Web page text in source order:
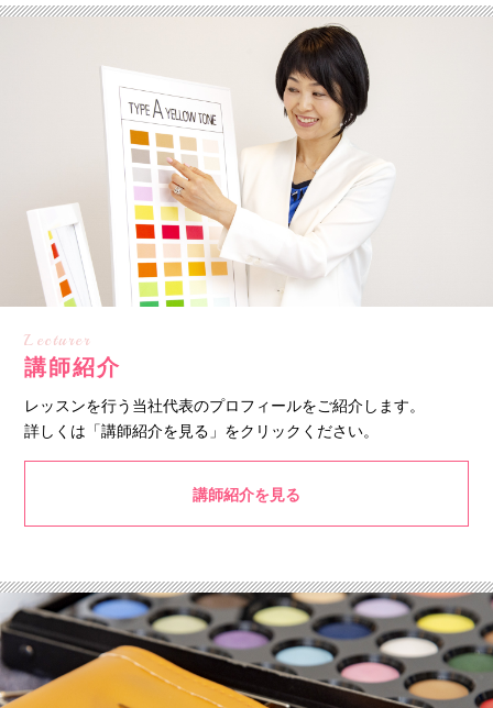
Lecturer
講師紹介
レッスンを行う当社代表のプロフィールをご紹介します。
詳しくは「講師紹介を見る」をクリックください。
講師紹介を見る